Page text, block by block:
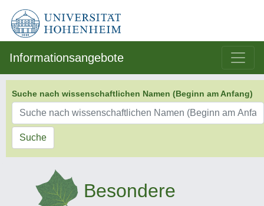
Informationsangebote
Suche nach wissenschaftlichen Namen (Beginn am Anfang)
Suche
Besondere